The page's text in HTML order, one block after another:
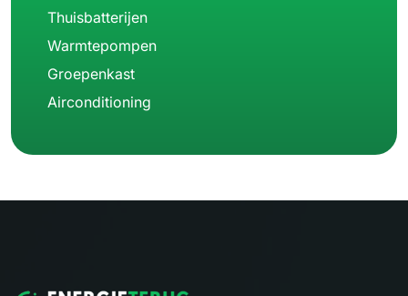
Thuisbatterijen
Warmtepompen
Groepenkast
Airconditioning